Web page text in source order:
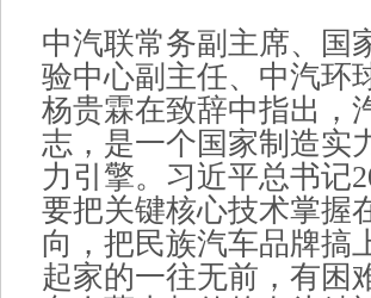
中汽联常务副主席、国
验中心副主任、中汽环
杨贵霖在致辞中指出，
志，是一个国家制造实
力引擎。习近平总书记
要把关键核心技术掌握
向，把民族汽车品牌搞
起家的一往无前，有困